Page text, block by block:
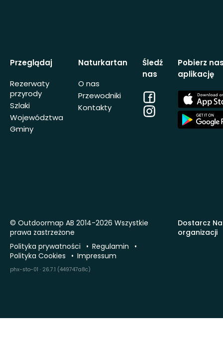
Przeglądaj
Rezerwaty
przyrody
Szlaki
Województwa
Gminy
Naturkartan
O nas
Przewodniki
Kontakty
Śledź
nas
Facebook
Instagram
Pobierz
aplikację
App
Store
App
Store
Dostarcz
organizacji
© Outdoormap AB 2014-2026 Wszystkie
prawa zastrzeżone
Polityka prywatności
Regulamin
Polityka Cookies
Impressum
phx-sto-01 · 26.7.1 (449747a8c)